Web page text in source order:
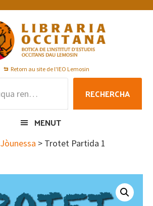
Retorn au site de l'IEO Lemosin
RECHERCHA
MENUT
Jòunessa > Trotet Partida 1